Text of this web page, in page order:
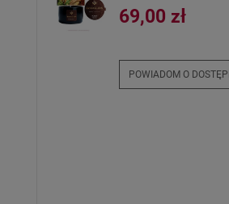
69,00 zł
POWIADOM O